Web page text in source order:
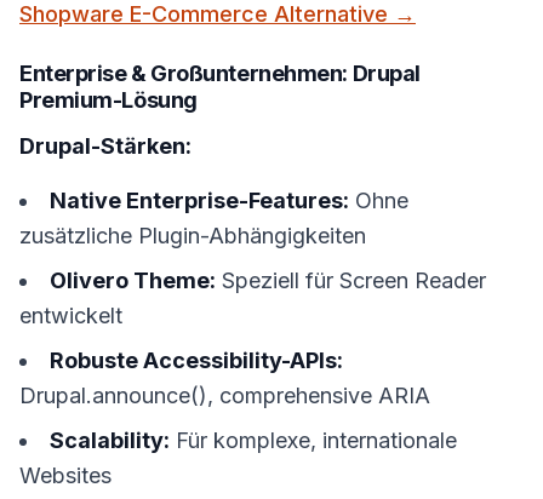
Shopware E-Commerce Alternative →
Enterprise & Großunternehmen: Drupal
Premium-Lösung
Drupal-Stärken:
Native Enterprise-Features: Ohne
zusätzliche Plugin-Abhängigkeiten
Olivero Theme: Speziell für Screen Reader
entwickelt
Robuste Accessibility-APIs:
Drupal.announce(), comprehensive ARIA
Scalability: Für komplexe, internationale
Websites